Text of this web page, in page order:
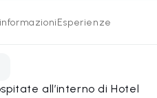
Esperienze
all’interno di Hotel